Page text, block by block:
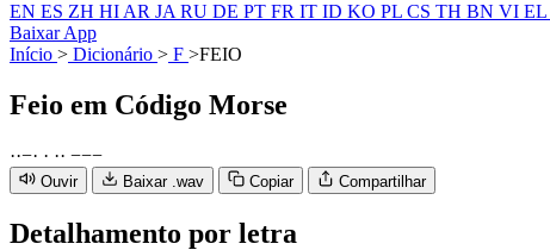
EN ES ZH HI AR JA RU DE PT FR IT ID KO PL CS TH BN VI EL
Baixar App
Início > Dicionário > F >FEIO
Feio em Código Morse
··−· · ·· −−−
Ouvir Baixar .wav Copiar Compartilhar
Detalhamento por letra